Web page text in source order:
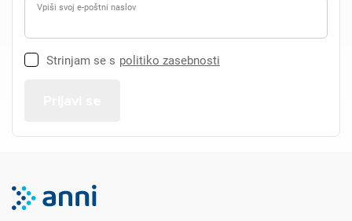
Vpiši svoj e-poštni naslov
Strinjam se s politiko zasebnosti